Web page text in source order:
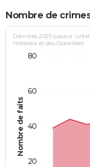
Bricolage
Lifestyle
Culture
Sport
Auto
Television
Voyage
Cinema
Nombre de
Nombre de faits
Données 2025 (source :
l'Intérieur et des Outre-Mer)
20
40
60
80